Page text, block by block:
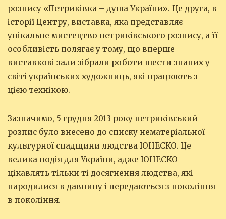
розпису «Петриківка – душа України». Це друга, в
історії Центру, виставка, яка представляє
унікальне мистецтво петриківського розпису, а її
особливість полягає у тому, що вперше
виставкові зали зібрали роботи шести знаних у
світі українських художниць, які працюють з
цією технікою.
Зазначимо, 5 грудня 2013 року петриківський
розпис було внесено до списку нематеріальної
культурної спадщини людства ЮНЕСКО. Це
велика подія для України, адже ЮНЕСКО
цікавлять тільки ті досягнення людства, які
народилися в давнину і передаються з покоління
в покоління.